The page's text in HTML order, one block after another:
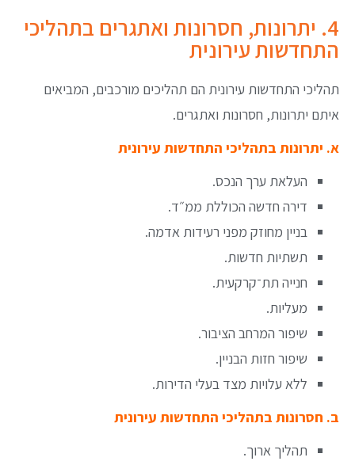
4. יתרונות, חסרונות ואתגרים בתהליכי
התחדשות עירונית
תהליכי התחדשות עירונית הם תהליכים מורכבים, המביאים
איתם יתרונות, חסרונות ואתגרים.
א. יתרונות בתהליכי התחדשות עירונית
העלאת ערך הנכס.
דירה חדשה הכוללת ממ״ד.
בניין מחוזק מפני רעידות אדמה.
תשתיות חדשות.
חנייה תת־קרקעית.
מעליות.
שיפור המרחב הציבור.
שיפור חזות הבניין.
ללא עלויות מצד בעלי הדירות.
ב. חסרונות בתהליכי התחדשות עירונית
תהליך ארוך.